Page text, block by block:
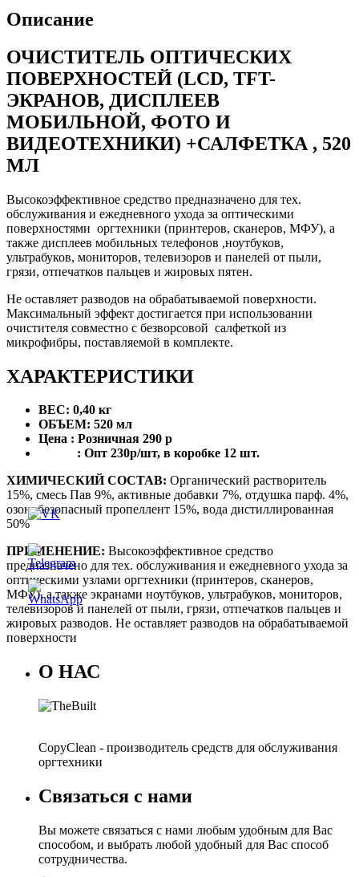
Описание
ОЧИСТИТЕЛЬ ОПТИЧЕСКИХ
ПОВЕРХНОСТЕЙ (LCD, TFT-
ЭКРАНОВ, ДИСПЛЕЕВ
МОБИЛЬНОЙ, ФОТО И
ВИДЕОТЕХНИКИ) +САЛФЕТКА , 520
МЛ
Высокоэффективное средство предназначено для тех.
обслуживания и ежедневного ухода за оптическими
поверхностями оргтехники (принтеров, сканеров, МФУ), а
также дисплеев мобильных телефонов ,ноутбуков,
ультрабуков, мониторов, телевизоров и панелей от пыли,
грязи, отпечатков пальцев и жировых пятен.
Не оставляет разводов на обрабатываемой поверхности.
Максимальный эффект достигается при использовании
очистителя совместно с безворсовой салфеткой из
микрофибры, поставляемой в комплекте.
ХАРАКТЕРИСТИКИ
ВЕС: 0,40 кг
ОБЪЕМ: 520 мл
Цена : Розничная 290 р
: Опт 230р/шт, в коробке 12 шт.
ХИМИЧЕСКИЙ СОСТАВ: Органический растворитель
15%, смесь Пав 9%, активные добавки 7%, отдушка парф. 4%,
озонобезопасный пропеллент 15%, вода дистиллированная
50%
ПРИМЕНЕНИЕ: Высокоэффективное средство
предназначено для тех. обслуживания и ежедневного ухода за
оптическими узлами оргтехники (принтеров, сканеров,
МФУ), а также экранами ноутбуков, ультрабуков, мониторов,
телевизоров и панелей от пыли, грязи, отпечатков пальцев и
жировых разводов. Не оставляет разводов на обрабатываемой
поверхности
О НАС
CopyClean - производитель средств для обслуживания
оргтехники
Связаться с нами
Вы можете связаться с нами любым удобным для Вас
способом, и выбрать любой удобный для Вас способ
сотрудничества.